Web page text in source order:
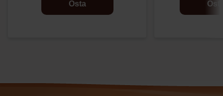
Osta